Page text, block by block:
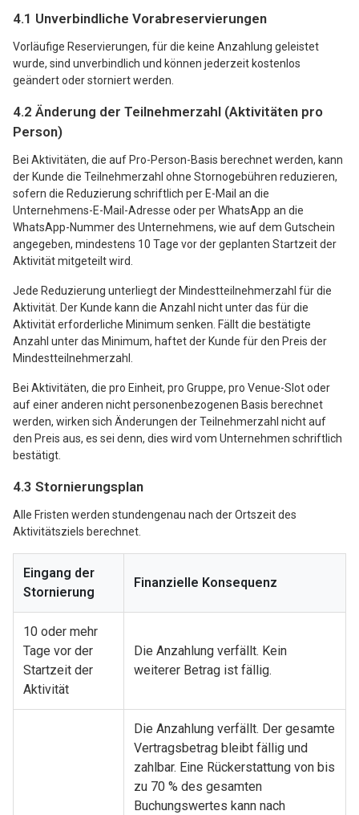
4.1 Unverbindliche Vorabreservierungen
Vorläufige Reservierungen, für die keine Anzahlung geleistet
wurde, sind unverbindlich und können jederzeit kostenlos
geändert oder storniert werden.
4.2 Änderung der Teilnehmerzahl (Aktivitäten pro
Person)
Bei Aktivitäten, die auf Pro-Person-Basis berechnet werden, kann
der Kunde die Teilnehmerzahl ohne Stornogebühren reduzieren,
sofern die Reduzierung schriftlich per E-Mail an die
Unternehmens-E-Mail-Adresse oder per WhatsApp an die
WhatsApp-Nummer des Unternehmens, wie auf dem Gutschein
angegeben, mindestens 10 Tage vor der geplanten Startzeit der
Aktivität mitgeteilt wird.
Jede Reduzierung unterliegt der Mindestteilnehmerzahl für die
Aktivität. Der Kunde kann die Anzahl nicht unter das für die
Aktivität erforderliche Minimum senken. Fällt die bestätigte
Anzahl unter das Minimum, haftet der Kunde für den Preis der
Mindestteilnehmerzahl.
Bei Aktivitäten, die pro Einheit, pro Gruppe, pro Venue-Slot oder
auf einer anderen nicht personenbezogenen Basis berechnet
werden, wirken sich Änderungen der Teilnehmerzahl nicht auf
den Preis aus, es sei denn, dies wird vom Unternehmen schriftlich
bestätigt.
4.3 Stornierungsplan
Alle Fristen werden stundengenau nach der Ortszeit des
Aktivitätsziels berechnet.
Eingang der
Stornierung
Finanzielle Konsequenz
10 oder mehr
Tage vor der
Startzeit der
Aktivität
Die Anzahlung verfällt. Kein
weiterer Betrag ist fällig.
Die Anzahlung verfällt. Der gesamte
Vertragsbetrag bleibt fällig und
zahlbar. Eine Rückerstattung von bis
zu 70 % des gesamten
Buchungswertes kann nach